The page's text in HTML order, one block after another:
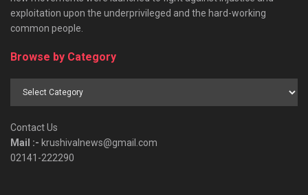
exploitation upon the underprivileged and the hard-working
common people.
Browse by Category
Browse
Contact Us
Mail :- krushivalnews@gmail.com
02141-222290